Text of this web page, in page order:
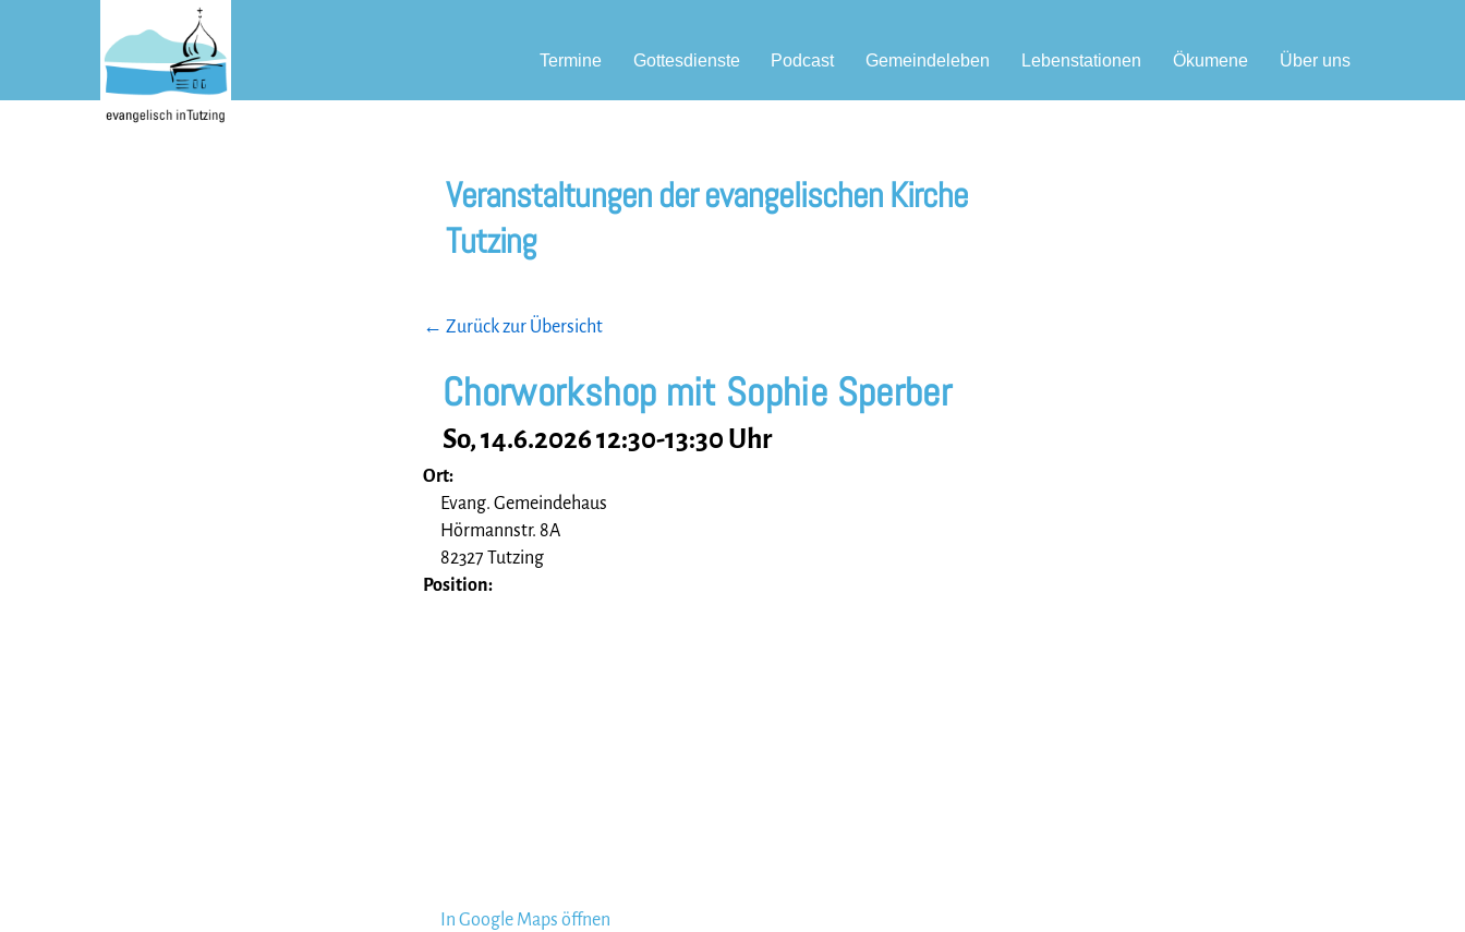
Termine Gottesdienste Podcast Gemeindeleben Lebenstationen Ökumene Über uns
Veranstaltungen der evangelischen Kirche
Tutzing
← Zurück zur Übersicht
Chorworkshop mit Sophie Sperber
So, 14.6.2026 12:30-13:30 Uhr
Ort:
Evang. Gemeindehaus
Hörmannstr. 8A
82327 Tutzing
Position:
In Google Maps öffnen